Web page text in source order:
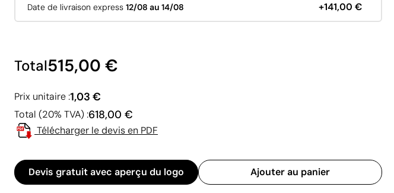
Date de livraison express 12/08 au 14/08 +141,00 €
Total515,00 €
Prix unitaire :1,03 €
Total (20% TVA) :618,00 €
Télécharger le devis en PDF
Devis gratuit avec aperçu du logo Ajouter au panier